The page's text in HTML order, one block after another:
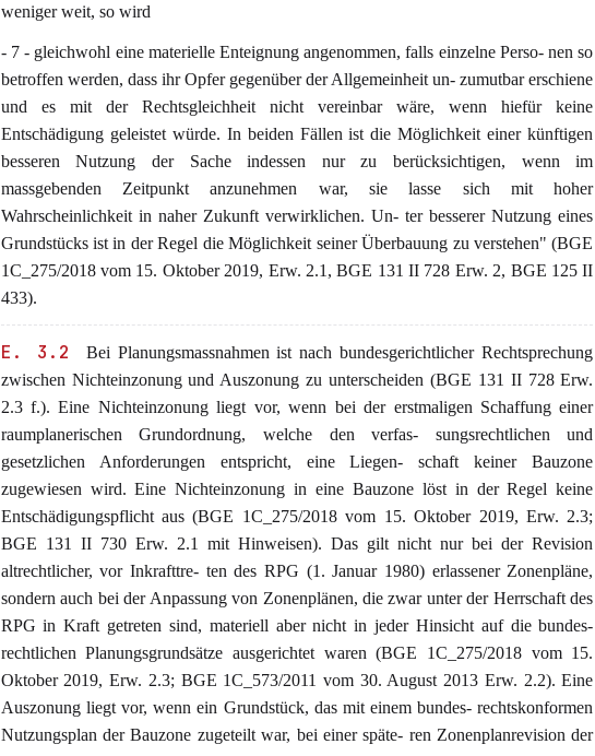
weniger weit, so wird
- 7 - gleichwohl eine materielle Enteignung angenommen, falls einzelne Perso- nen so
betroffen werden, dass ihr Opfer gegenüber der Allgemeinheit un- zumutbar erschiene
und es mit der Rechtsgleichheit nicht vereinbar wäre, wenn hiefür keine
Entschädigung geleistet würde. In beiden Fällen ist die Möglichkeit einer künftigen
besseren Nutzung der Sache indessen nur zu berücksichtigen, wenn im
massgebenden Zeitpunkt anzunehmen war, sie lasse sich mit hoher
Wahrscheinlichkeit in naher Zukunft verwirklichen. Un- ter besserer Nutzung eines
Grundstücks ist in der Regel die Möglichkeit seiner Überbauung zu verstehen" (BGE
1C_275/2018 vom 15. Oktober 2019, Erw. 2.1, BGE 131 II 728 Erw. 2, BGE 125 II
433).
E. 3.2
Bei Planungsmassnahmen ist nach bundesgerichtlicher Rechtsprechung
zwischen Nichteinzonung und Auszonung zu unterscheiden (BGE 131 II 728 Erw.
2.3 f.). Eine Nichteinzonung liegt vor, wenn bei der erstmaligen Schaffung einer
raumplanerischen Grundordnung, welche den verfas- sungsrechtlichen und
gesetzlichen Anforderungen entspricht, eine Liegen- schaft keiner Bauzone
zugewiesen wird. Eine Nichteinzonung in eine Bauzone löst in der Regel keine
Entschädigungspflicht aus (BGE 1C_275/2018 vom 15. Oktober 2019, Erw. 2.3;
BGE 131 II 730 Erw. 2.1 mit Hinweisen). Das gilt nicht nur bei der Revision
altrechtlicher, vor Inkrafttre- ten des RPG (1. Januar 1980) erlassener Zonenpläne,
sondern auch bei der Anpassung von Zonenplänen, die zwar unter der Herrschaft des
RPG in Kraft getreten sind, materiell aber nicht in jeder Hinsicht auf die bundes-
rechtlichen Planungsgrundsätze ausgerichtet waren (BGE 1C_275/2018 vom 15.
Oktober 2019, Erw. 2.3; BGE 1C_573/2011 vom 30. August 2013 Erw. 2.2). Eine
Auszonung liegt vor, wenn ein Grundstück, das mit einem bundes- rechtskonformen
Nutzungsplan der Bauzone zugeteilt war, bei einer späte- ren Zonenplanrevision der